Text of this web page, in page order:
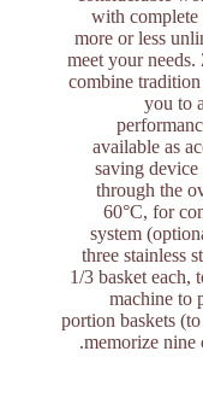
with complete
more or less
meet your needs.
combine
you to
available as
saving device
through the
60°C, for
system
three stainless
1/3 basket each,
machine to
portion baskets
memorize nine